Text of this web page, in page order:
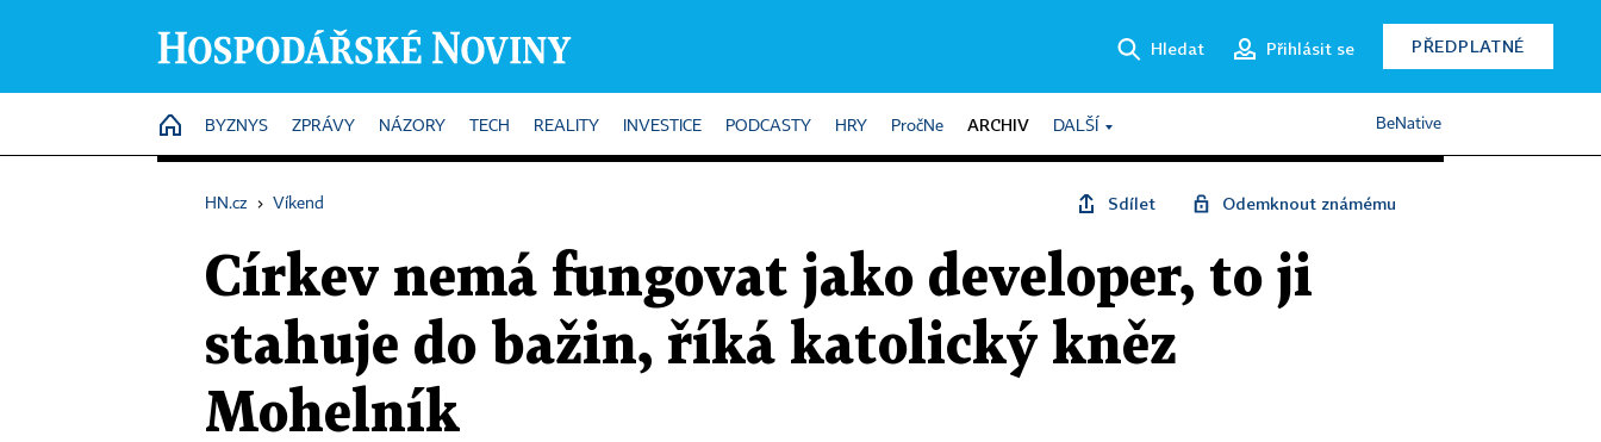
Hledat Přihlásit se PŘEDPLATNÉ
HOME
BYZNYS ZPRÁVY NÁZORY TECH REALITY INVESTICE PODCASTY HRY PročNe ARCHIV DALŠÍ BeNative
HN.cz › Víkend Sdílet Odemknout známému
Církev nemá fungovat jako developer, to ji
stahuje do bažin, říká katolický kněz
Mohelník